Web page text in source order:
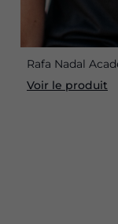
Rafa Nadal
Voir le produit